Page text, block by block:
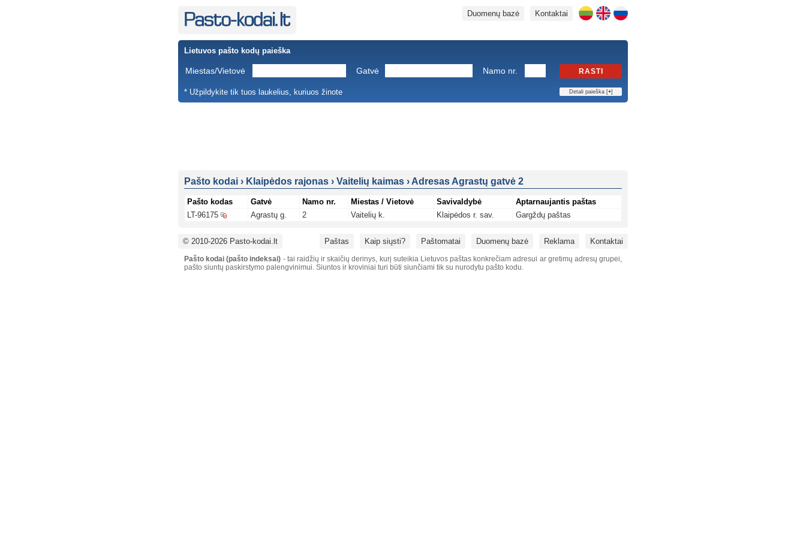
Kontaktai
Duomenų bazė
Lietuvos pašto kodų paieška
Miestas/Vietovė Gatvė Namo nr. RASTI
* Užpildykite tik tuos laukelius, kuriuos žinote Detali paieška [+]
Pašto kodai › Klaipėdos rajonas › Vaitelių kaimas › Adresas Agrastų gatvė 2
Pašto kodas Gatvė Namo nr. Miestas / Vietovė Savivaldybė
Aptarnaujantis paštas
LT-96175
Agrastų g. 2 Vaitelių k. Klaipėdos r. sav. Gargždų paštas
© 2010-2026 Pasto-kodai.lt Paštas Kaip siųsti? Paštomatai Duomenų bazė Reklama Kontaktai
Pašto kodai (pašto indeksai) - tai raidžių ir skaičių derinys, kurį suteikia Lietuvos paštas konkrečiam adresui ar gretimų adresų grupei,
pašto siuntų paskirstymo palengvinimui. Siuntos ir kroviniai turi būti siunčiami tik su nurodytu pašto kodu.